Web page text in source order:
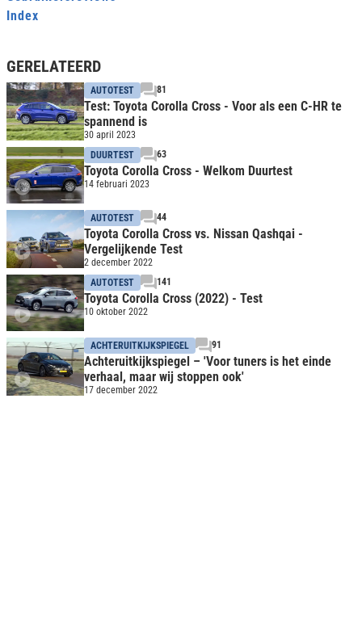
Index
GERELATEERD
AUTOTEST 81
Test: Toyota Corolla Cross - Voor als een C-HR te
spannend is
30 april 2023
DUURTEST
63
Toyota Corolla Cross - Welkom Duurtest
14 februari 2023
AUTOTEST 44
Toyota Corolla Cross vs. Nissan Qashqai -
Vergelijkende Test
2 december 2022
AUTOTEST
141
Toyota Corolla Cross (2022) - Test
10 oktober 2022
ACHTERUITKIJKSPIEGEL 91
Achteruitkijkspiegel – 'Voor tuners is het einde
verhaal, maar wij stoppen ook'
17 december 2022